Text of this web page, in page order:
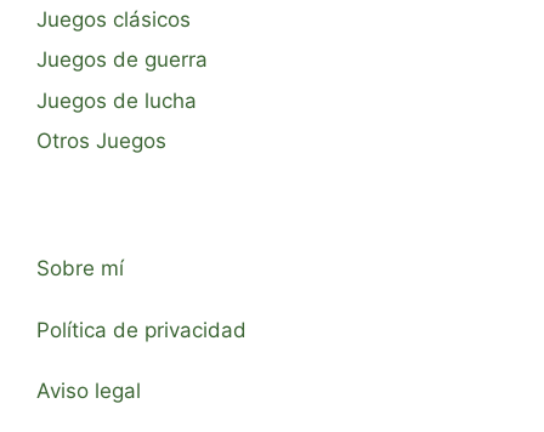
Juegos clásicos
Juegos de guerra
Juegos de lucha
Otros Juegos
Sobre mí
Política de privacidad
Aviso legal